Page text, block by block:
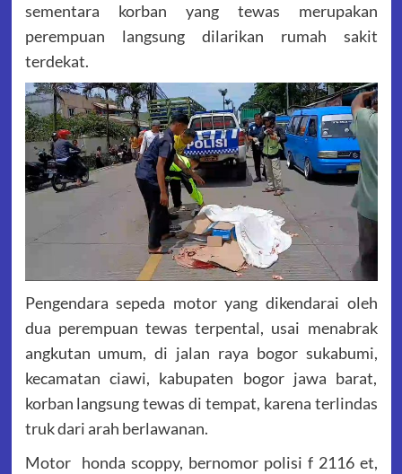
sementara korban yang tewas merupakan
perempuan langsung dilarikan rumah sakit
terdekat.
Pengendara sepeda motor yang dikendarai oleh
dua perempuan tewas terpental, usai menabrak
angkutan umum, di jalan raya bogor sukabumi,
kecamatan ciawi, kabupaten bogor jawa barat,
korban langsung tewas di tempat, karena terlindas
truk dari arah berlawanan.
Motor honda scoppy, bernomor polisi f 2116 et,